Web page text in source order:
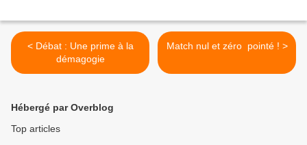
< Débat : Une prime à la
démagogie
Match nul et zéro pointé ! >
Hébergé par Overblog
Top articles